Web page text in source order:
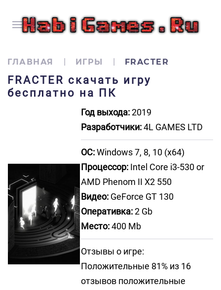
ГЛАВНАЯ ИГРЫ FRACTER
FRACTER скачать игру
бесплатно на ПК
Год выхода:2019
Разработчики:4L GAMES LTD
ОС:Windows 7, 8, 10 (x64)
Процессор: Intel Core i3-530 or
AMD Phenom II X2 550
Видео: GeForce GT 130
Оперативка:2 Gb
Место:400 Mb
Отзывы о игре:
Положительные 81% из 16
отзывов положительные